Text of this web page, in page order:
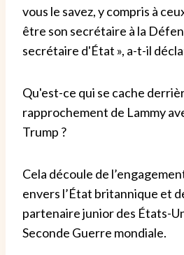
vous le savez, y compris à
être son secrétaire à la
secrétaire d'État », a-t-il
Qu'est-ce qui se cache
rapprochement de Lammy
Trump ?
Cela découle de
envers l’État britannique et
partenaire junior des États-
Seconde Guerre mondiale.